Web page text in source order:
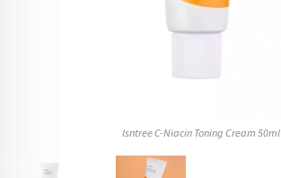
Isntree C-Niacin Toning Cream 50ml